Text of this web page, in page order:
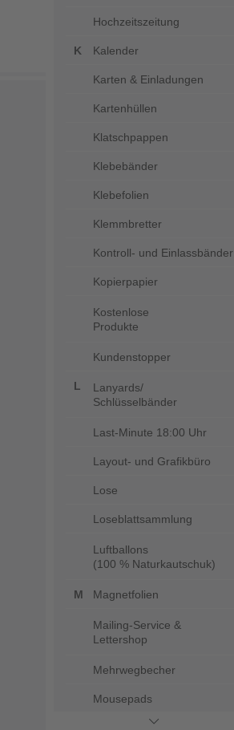
Hochzeitszeitung
Kalender
Karten & Einladungen
Kartenhüllen
Klatschpappen
Klebebänder
Klebefolien
Klemmbretter
Kontroll- und Einlassbänder
Kopierpapier
Kostenlose
Produkte
Kundenstopper
Lanyards/
Schlüsselbänder
Last-Minute 18:00 Uhr
Layout- und Grafikbüro
Lose
Loseblattsammlung
Luftballons
(100 % Naturkautschuk)
Magnetfolien
Mailing-Service &
Lettershop
Mehrwegbecher
Mousepads